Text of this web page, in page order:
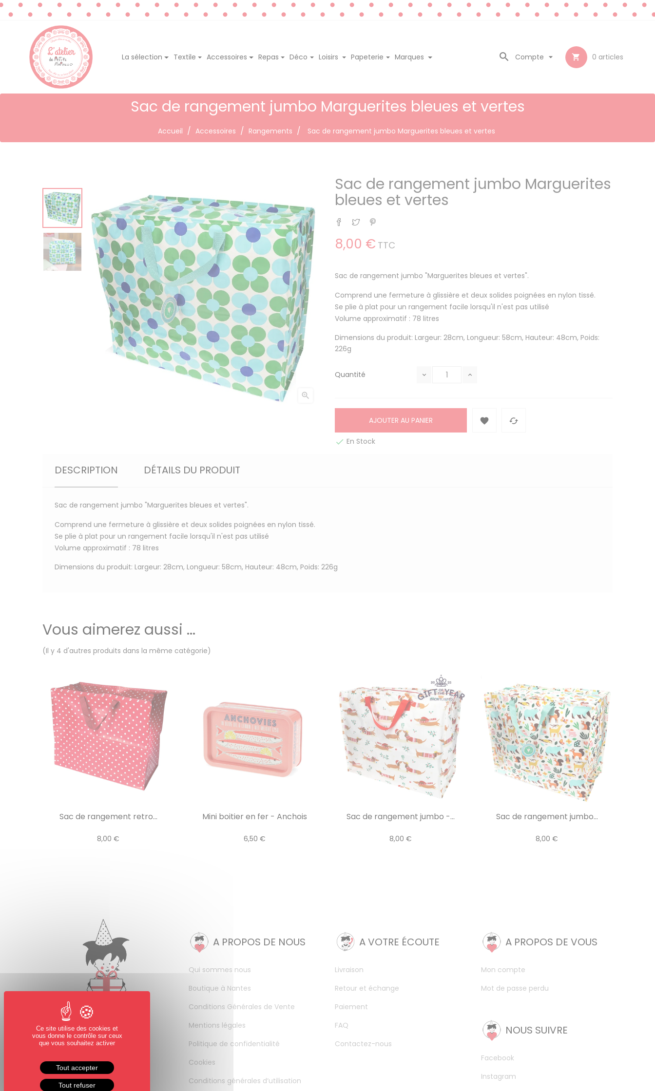
La sélection Textile Accessoires Repas Déco Loisirs Papeterie Marques  0 articles
Compte 

Sac de rangement jumbo Marguerites bleues et vertes
Accueil Accessoires Rangements Sac de rangement jumbo Marguerites bleues et vertes

Sac de rangement jumbo Marguerites
bleues et vertes
Partager
Tweet
8,00 € TTC
Sac de rangement jumbo "Marguerites bleues et vertes".
Comprend une fermeture à glissière et deux solides poignées en nylon tissé.
Se plie à plat pour un rangement facile lorsqu'il n'est pas utilisé
Volume approximatif : 78 litres
Dimensions du produit: Largeur: 28cm, Longueur: 58cm, Hauteur: 48cm, Poids:
226g
Quantité
AJOUTER AU PANIER  
 En Stock
DESCRIPTION DÉTAILS DU PRODUIT
Sac de rangement jumbo "Marguerites bleues et vertes".
Comprend une fermeture à glissière et deux solides poignées en nylon tissé.
Se plie à plat pour un rangement facile lorsqu'il n'est pas utilisé
Volume approximatif : 78 litres
Dimensions du produit: Largeur: 28cm, Longueur: 58cm, Hauteur: 48cm, Poids: 226g
Vous aimerez aussi ...
(Il y 4 d'autres produits dans la même catégorie)
Sac de rangement retro...
8,00 €
Mini boitier en fer - Anchois
6,50 €
Sac de rangement jumbo -...
8,00 €
Sac de rangement jumbo...
8,00 €
A PROPOS DE NOUS
Qui sommes nous
Boutique à Nantes
Conditions Générales de Vente
Mentions légales
Politique de confidentialité
Cookies
Conditions générales d’utilisation
A VOTRE ÉCOUTE
Livraison
Retour et échange
Paiement
FAQ
Contactez-nous
A PROPOS DE VOUS
Mon compte
Mot de passe perdu
NOUS SUIVRE
Facebook
Instagram
Ce site utilise des cookies et
vous donne le contrôle sur ceux
que vous souhaitez activer
Tout accepter
Tout refuser